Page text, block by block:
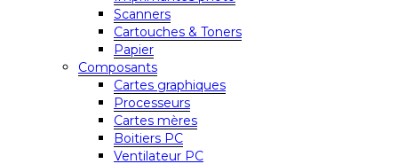
Scanners
Cartouches & Toners
Papier
Composants
Cartes graphiques
Processeurs
Cartes mères
Boitiers PC
Ventilateur PC